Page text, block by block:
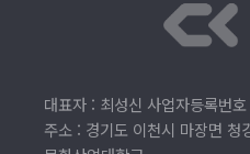
대표자 : 최성신 사업자등록번
주소 : 경기도 이천시 마장면